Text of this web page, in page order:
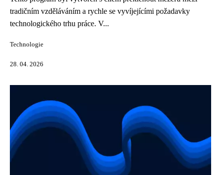
tradičním vzděláváním a rychle se vyvíjejícími požadavky
technologického trhu práce. V...
Technologie
28. 04. 2026